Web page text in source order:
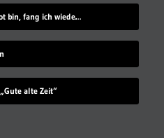
Kraftklub – „Wenn ich tot bin, fang ich wieder an“
alte Zeit“